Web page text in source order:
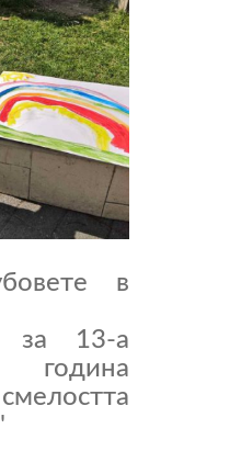
в
за 13-а